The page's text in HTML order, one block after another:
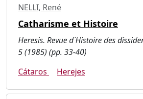
NELLI, René
Catharisme et Histoire
Heresis. Revue d´Histoire des
5 (1985) (pp. 33-40)
Cátaros
Herejes